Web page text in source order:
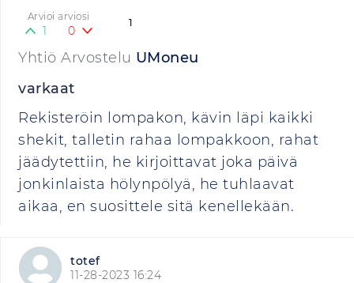
1
Arvioi arviosi
1 0
Yhtiö Arvostelu UMoneu
varkaat
Rekisteröin lompakon, kävin läpi kaikki
shekit, talletin rahaa lompakkoon, rahat
jäädytettiin, he kirjoittavat joka päivä
jonkinlaista hölynpölyä, he tuhlaavat
aikaa, en suosittele sitä kenellekään.
totef
11-28-2023 16:24